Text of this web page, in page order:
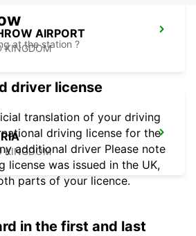
AIRPORT
KINGDOM
KINGDOM
at the station ?
driver license
translation of your driving
driving license for the
additional driver Please note
license was issued in the UK,
parts of your licence.
in the first and last